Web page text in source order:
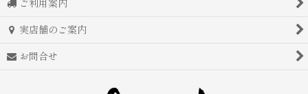
ご利用案内
実店舗のご案内
お問合せ